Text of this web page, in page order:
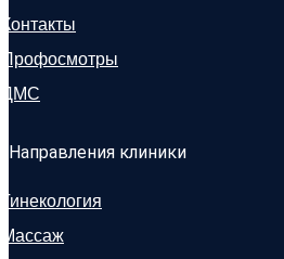
Контакты
Профосмотры
ДМС
Направления клиники
Гинекология
Массаж